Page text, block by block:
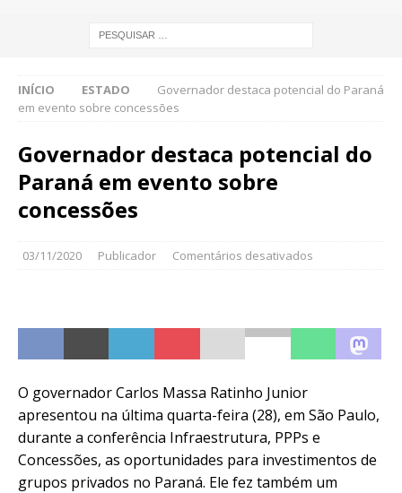
INÍCIO ESTADO
Governador destaca potencial do Paraná
em evento sobre concessões
Governador destaca potencial do
Paraná em evento sobre
concessões
03/11/2020 Publicador Comentários desativados
O governador Carlos Massa Ratinho Junior
apresentou na última quarta-feira (28), em São Paulo,
durante a conferência Infraestrutura, PPPs e
Concessões, as oportunidades para investimentos de
grupos privados no Paraná. Ele fez também um